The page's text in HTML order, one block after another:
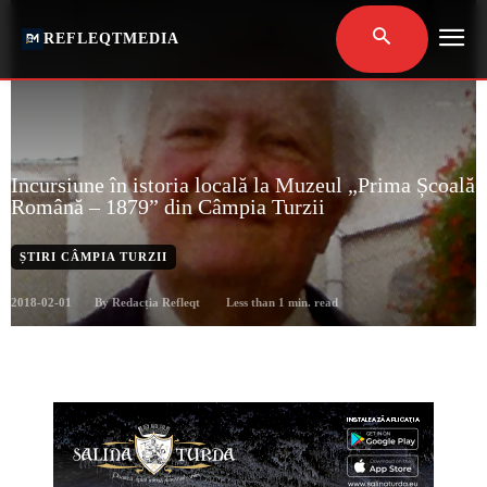
REFLEQTMEDIA
Incursiune în istoria locală la Muzeul „Prima Școală
Română – 1879” din Câmpia Turzii
ȘTIRI CÂMPIA TURZII
2018-02-01 By Redacția Refleqt Less than 1 min. read